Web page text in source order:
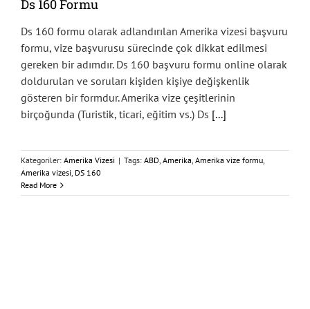
Ds 160 Formu
Ds 160 formu olarak adlandırılan Amerika vizesi başvuru
formu, vize başvurusu sürecinde çok dikkat edilmesi
gereken bir adımdır. Ds 160 başvuru formu online olarak
doldurulan ve soruları kişiden kişiye değişkenlik
gösteren bir formdur. Amerika vize çeşitlerinin
birçoğunda (Turistik, ticari, eğitim vs.) Ds [...]
Kategoriler: Amerika Vizesi | Tags: ABD, Amerika, Amerika vize formu,
Amerika vizesi, DS 160
Read More